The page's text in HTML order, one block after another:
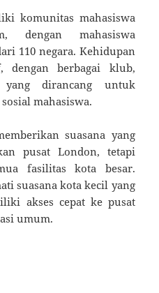
komunitas mahasiswa
dengan mahasiswa
110 negara. Kehidupan
dengan berbagai klub,
dirancang untuk
mahasiswa.
suasana yang
pusat London, tetapi
fasilitas kota besar.
suasana kota kecil yang
akses cepat ke pusat
umum.